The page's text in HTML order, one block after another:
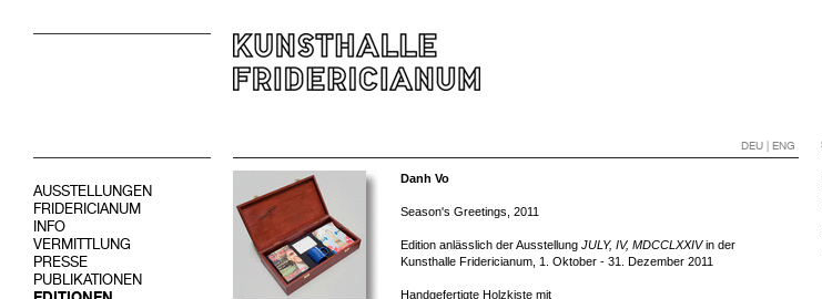
DEU | ENG
AUSSTELLUNGEN
FRIDERICIANUM
INFO
VERMITTLUNG
PRESSE
PUBLIKATIONEN
Danh Vo
Season's Greetings, 2011
Edition anlässlich der Ausstellung JULY, IV, MDCCLXXIVin der
Kunsthalle Fridericianum, 1. Oktober - 31. Dezember 2011
Handgefertigte Holzkiste mit